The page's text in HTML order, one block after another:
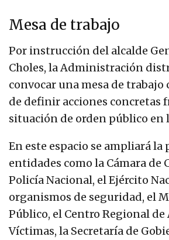
Mesa de trabajo
Por instrucción del alcalde
Choles, la Administración
convocar una mesa de trabajo
de definir acciones concretas
situación de orden público en
En este espacio se ampliará
entidades como la Cámara de
Policía Nacional, el Ejército
organismos de seguridad, el
Público, el Centro Regional
Víctimas, la Secretaría de